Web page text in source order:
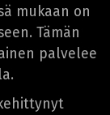
mukaan on
Tämän
palvelee